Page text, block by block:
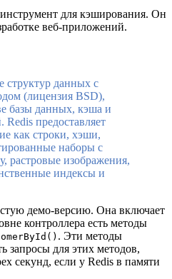
для кэширования. Он
веб-приложений.
данных с
(лицензия BSD),
базы данных, кэша и
предоставляет
как строки, хэши,
наборы с
растровые изображения,
индексы и
демо-версию. Она включает
контроллера есть методы
. Эти методы
запросы для этих методов,
секунд, если у Redis в памяти